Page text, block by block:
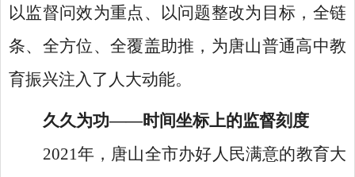
以监督问效为重点、以问题整改为目标，全链
条、全方位、全覆盖助推，为唐山普通高中教
育振兴注入了人大动能。
久久为功——时间坐标上的监督刻度
2021年，唐山全市办好人民满意的教育大